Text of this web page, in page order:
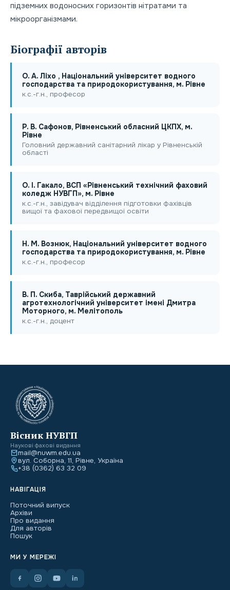
підземних водоносних горизонтів нітратами та
мікроорганізмами.
Біографії авторів
О. А. Ліхо , Національний університет водного
господарства та природокористування, м. Рівне
к.с.-г.н., професор
Р. В. Сафонов, Рівненський обласний ЦКПХ, м.
Рівне
Головний державний санітарний лікар у Рівненській
області
O. I. Гакало, ВСП «Рівненський технічний фаховий
коледж НУВГП», м. Рівне
к.с.-г.н., завідувач відділення підготовки фахівців
вищої та фахової передвищої освіти
Н. М. Вознюк, Національний університет водного
господарства та природокористування, м. Рівне
к.с.-г.н., професор
В. П. Скиба, Таврійський державний
агротехнологічний університет імені Дмитра
Моторного, м. Мелітополь
к.с.-г.н., доцент
Вісник НУВГП
Наукові фахові видання
mail@nuwm.edu.ua
вул. Соборна, 11, Рівне, Україна
+38 (0362) 63 32 09
НАВІГАЦІЯ
Поточний випуск
Архіви
Про видання
Для авторів
Пошук
МИ У МЕРЕЖІ